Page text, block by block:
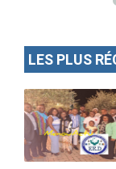
LES PLUS